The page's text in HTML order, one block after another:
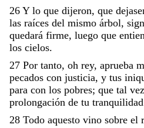
26 Y lo que dijeron, que
las raíces del mismo árbol,
quedará firme, luego que
los cielos.
27 Por tanto, oh rey, aprueba
pecados con justicia, y tus
para con los pobres; que tal vez
prolongación de tu tranquilidad
28 Todo aquesto vino sobre el